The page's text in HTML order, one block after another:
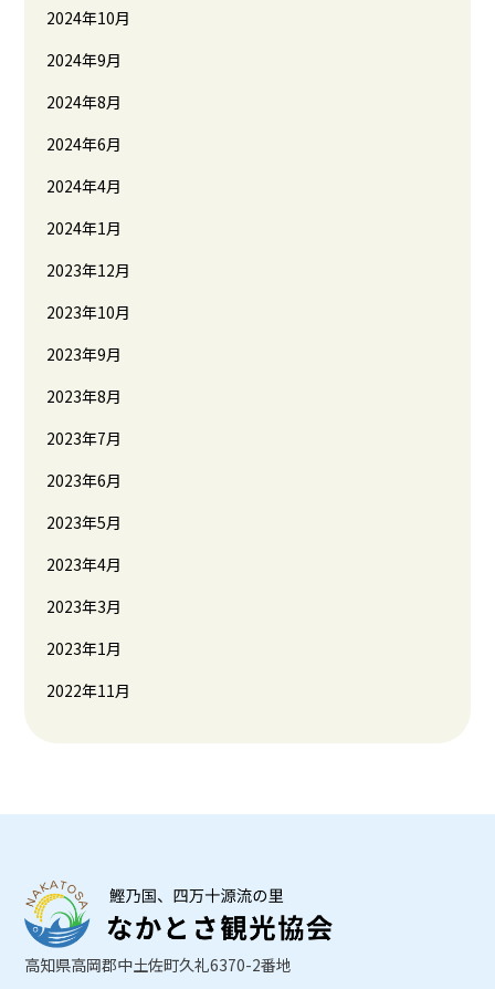
2024年10月
2024年9月
2024年8月
2024年6月
2024年4月
2024年1月
2023年12月
2023年10月
2023年9月
2023年8月
2023年7月
2023年6月
2023年5月
2023年4月
2023年3月
2023年1月
2022年11月
高知県高岡郡中土佐町久礼6370-2番地